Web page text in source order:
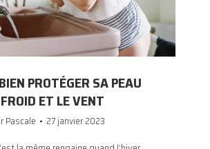
PROTÉGER SA PEAU
ET LE VENT
Pascale 27 janvier 2023